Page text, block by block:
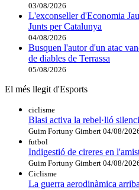
03/08/2026
L'exconseller d'Economia
Junts per Catalunya
04/08/2026
Busquen l'autor d'un atac
de diables de Terrassa
05/08/2026
El més llegit d'Esports
ciclisme
Blasi activa la rebel·lió
Guim Fortuny Gimbert 04/08/
futbol
Indigestió de cireres en
Guim Fortuny Gimbert 04/08/
Ciclisme
La guerra aerodinàmica